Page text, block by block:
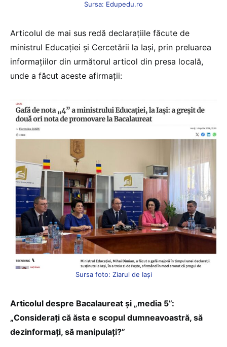
Sursa: Edupedu.ro
Articolul de mai sus redă declarațiile făcute de
ministrul Educației și Cercetării la Iași, prin preluarea
informațiilor din următorul articol din presa locală,
unde a făcut aceste afirmații:
Sursa foto: Ziarul de Iași
Articolul despre Bacalaureat și „media 5”:
„Considerați că ăsta e scopul dumneavoastră, să
dezinformați, să manipulați?”